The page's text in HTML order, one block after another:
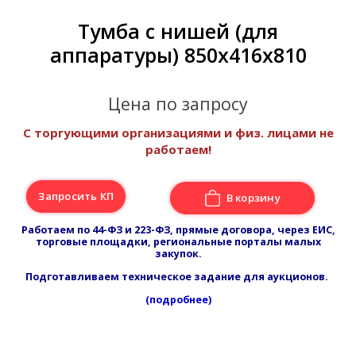
Тумба с нишей (для
аппаратуры) 850х416х810
Цена по запросу
С торгующими организациями и физ. лицами не
работаем!
Запросить КП В корзину
Работаем по 44-ФЗ и 223-ФЗ, прямые договора, через ЕИС,
торговые площадки, региональные порталы малых
закупок.
Подготавливаем техническое задание для аукционов.
(подробнее)